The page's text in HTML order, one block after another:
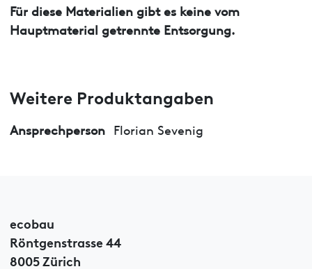
Für diese Materialien gibt es keine vom
Hauptmaterial getrennte Entsorgung.
Weitere Produktangaben
Ansprechperson Florian Sevenig
ecobau
Röntgenstrasse 44
8005 Zürich